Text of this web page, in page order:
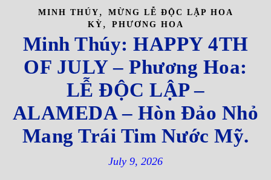
MINH THÚY ,
MỪNG LỄ ĐỘC LẬP HOA
KỲ , PHƯƠNG HOA
Minh Thúy: HAPPY 4TH
OF JULY – Phương Hoa:
LỄ ĐỘC LẬP –
ALAMEDA – Hòn Đảo Nhỏ
Mang Trái Tim Nước Mỹ.
July 9, 2026